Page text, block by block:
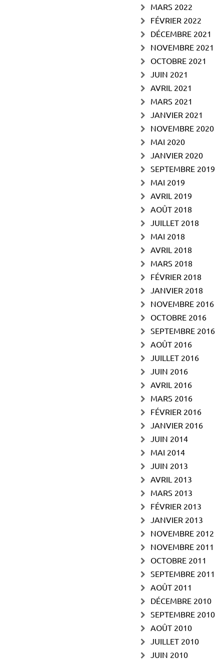
MARS 2022
FÉVRIER 2022
DÉCEMBRE 2021
NOVEMBRE 2021
OCTOBRE 2021
JUIN 2021
AVRIL 2021
MARS 2021
JANVIER 2021
NOVEMBRE 2020
MAI 2020
JANVIER 2020
SEPTEMBRE 2019
MAI 2019
AVRIL 2019
AOÛT 2018
JUILLET 2018
MAI 2018
AVRIL 2018
MARS 2018
FÉVRIER 2018
JANVIER 2018
NOVEMBRE 2016
OCTOBRE 2016
SEPTEMBRE 2016
AOÛT 2016
JUILLET 2016
JUIN 2016
AVRIL 2016
MARS 2016
FÉVRIER 2016
JANVIER 2016
JUIN 2014
MAI 2014
JUIN 2013
AVRIL 2013
MARS 2013
FÉVRIER 2013
JANVIER 2013
NOVEMBRE 2012
NOVEMBRE 2011
OCTOBRE 2011
SEPTEMBRE 2011
AOÛT 2011
DÉCEMBRE 2010
SEPTEMBRE 2010
AOÛT 2010
JUILLET 2010
JUIN 2010